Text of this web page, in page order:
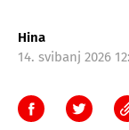
Hina
14. svibanj 2026